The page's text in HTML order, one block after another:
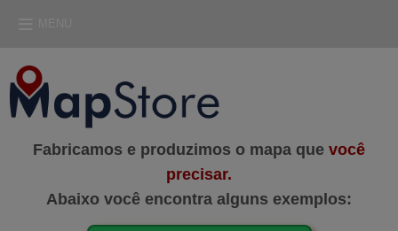
Fabricamos e produzimos o mapa que você
precisar.
Abaixo você encontra alguns exemplos: